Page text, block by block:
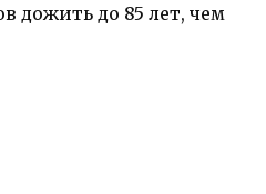
дожить до 85 лет, чем